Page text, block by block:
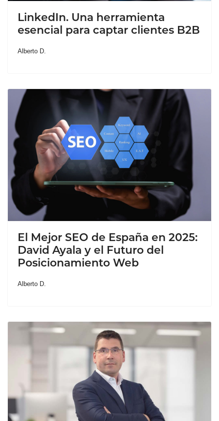
LinkedIn. Una herramienta
esencial para captar clientes B2B
Alberto D.
El Mejor SEO de España en 2025:
David Ayala y el Futuro del
Posicionamiento Web
Alberto D.